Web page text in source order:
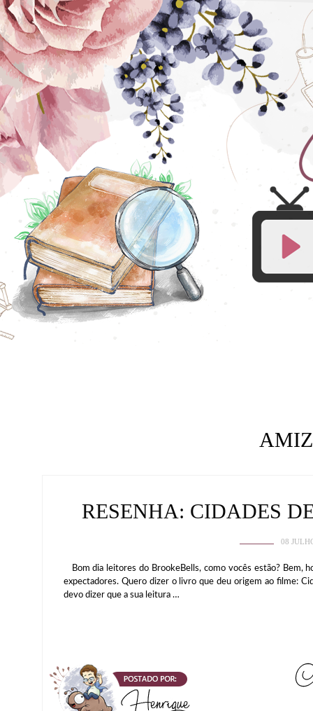
RESENHA: CIDADES
08
Bom dia leitores do BrookeBells, como vocês estão? Bem,
expectadores. Quero dizer o livro que deu origem ao filme:
devo dizer que a sua leitura …